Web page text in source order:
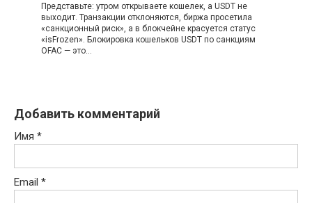
Представьте: утром открываете кошелек, а USDT не
выходит. Транзакции отклоняются, биржа просетила
«санкционный риск», а в блокчейне красуется статус
«isFrozen». Блокировка кошельков USDT по санкциям
OFAC — это…
Добавить комментарий
Имя *
Email *